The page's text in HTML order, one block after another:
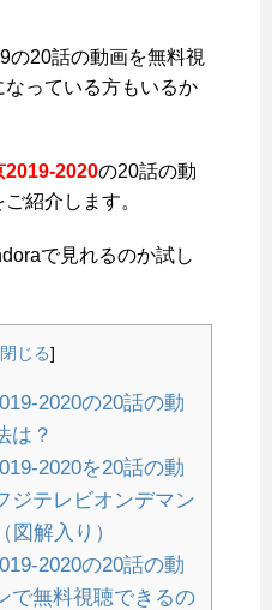
の20話の動画を無料視
っている方もいるか
2019-2020の20話の動
紹介します。
で見れるのか試し
閉じる]
2020の20話の動
は？
2020を20話の動
ジテレビオンデマン
図解入り）
2020の20話の動
で無料視聴できるの